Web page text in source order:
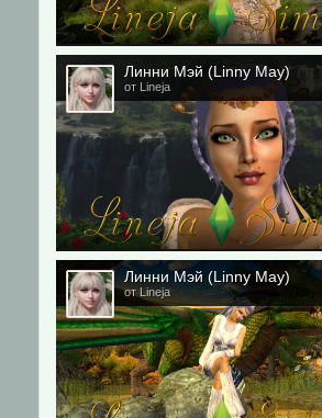
Линни Мэй (Linny May)
от Lineja
Линни Мэй (Linny May)
от Lineja